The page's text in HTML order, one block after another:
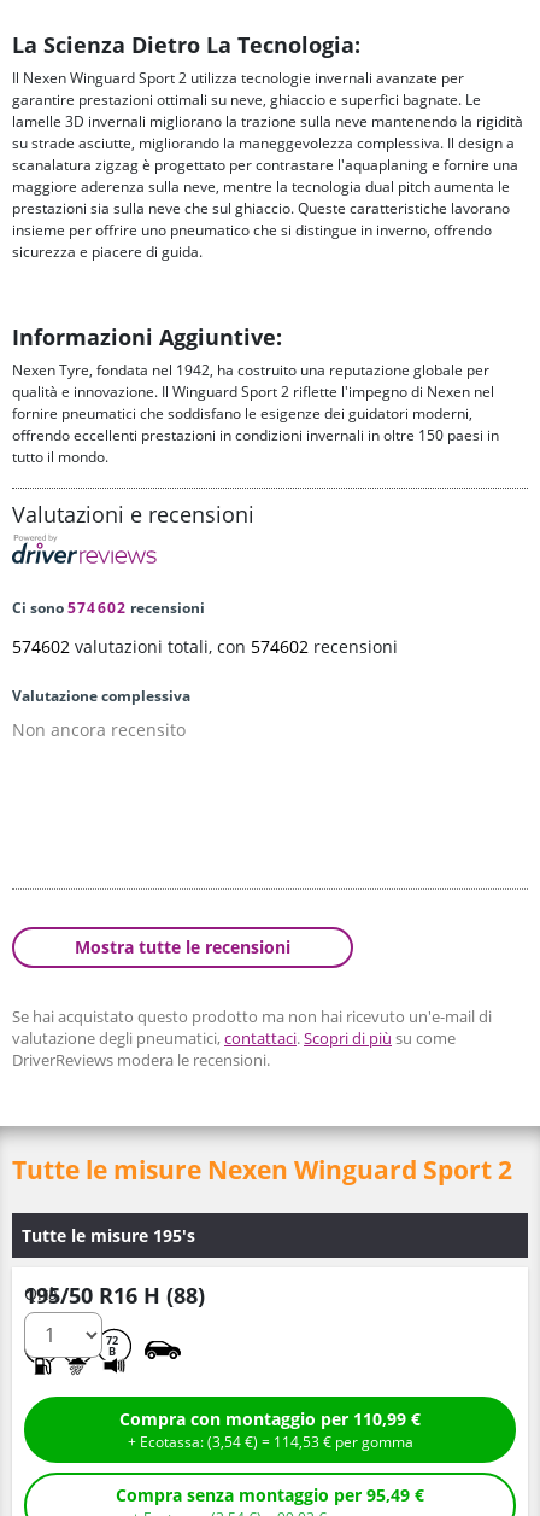
La Scienza Dietro La Tecnologia:
Il Nexen Winguard Sport 2 utilizza tecnologie invernali avanzate per
garantire prestazioni ottimali su neve, ghiaccio e superfici bagnate. Le
lamelle 3D invernali migliorano la trazione sulla neve mantenendo la rigidità
su strade asciutte, migliorando la maneggevolezza complessiva. Il design a
scanalatura zigzag è progettato per contrastare l'aquaplaning e fornire una
maggiore aderenza sulla neve, mentre la tecnologia dual pitch aumenta le
prestazioni sia sulla neve che sul ghiaccio. Queste caratteristiche lavorano
insieme per offrire uno pneumatico che si distingue in inverno, offrendo
sicurezza e piacere di guida.
Informazioni Aggiuntive:
Nexen Tyre, fondata nel 1942, ha costruito una reputazione globale per
qualità e innovazione. Il Winguard Sport 2 riflette l'impegno di Nexen nel
fornire pneumatici che soddisfano le esigenze dei guidatori moderni,
offrendo eccellenti prestazioni in condizioni invernali in oltre 150 paesi in
tutto il mondo.
Valutazioni e recensioni
Ci sono574602 recensioni
574602 valutazioni totali, con 574602 recensioni
Valutazione complessiva
Non ancora recensito
Mostra tutte le recensioni
Se hai acquistato questo prodotto ma non hai ricevuto un'e-mail di
valutazione degli pneumatici,contattaci.Scopri di più su come
DriverReviews modera le recensioni.
Tutte le misure Nexen Winguard Sport 2
Tutte le misure 195's
195/50 R16 H (88)
72
B
Q.tà
Compra con montaggio per 110,99 €
+ Ecotassa: (3,54€ ) = 114,53€ per gomma
Compra senza montaggio per 95,49 €